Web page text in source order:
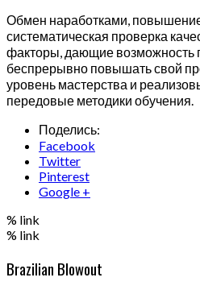
Обмен наработками,
систематическая проверка
факторы, дающие возможность
беспрерывно повышать свой
уровень мастерства и
передовые методики обучения.
Поделись:
Facebook
Twitter
Pinterest
Google +
% link
% link
Brazilian Blowout